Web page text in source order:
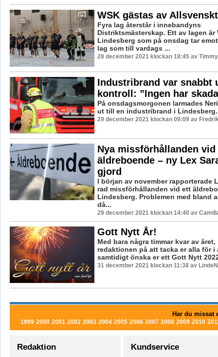
WSK gästas av
Fyra lag återstår i innebandyns
Distriktsmästerskap. Ett av lagen är
Lindesberg som på onsdag tar
lag som till vardags ...
28 december 2021 klockan 18:45 av
Industribrand var snabbt
kontroll: ”Ingen har
På onsdagsmorgonen larmades
ut till en industribrand i Lindesberg.
29 december 2021 klockan 09:09 av
Nya missförhållanden vid
äldreboende – ny Lex
gjord
I början av november rapporterade
rad missförhållanden vid ett
Lindesberg. Problemen med bland
då...
29 december 2021 klockan 14:40 av
Gott Nytt År!
Med bara några timmar kvar av året,
redaktionen på att tacka er alla för i
samtidigt önska er ett Gott Nytt
31 december 2021 klockan 11:38 av
Har du missat
1999 2000 2001 2002 2003 2004 2005 2006 2007 2008 2009 2010
Redaktion Kundservice